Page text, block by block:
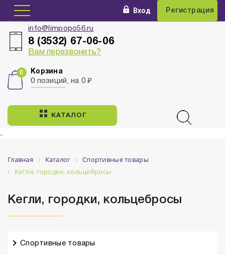
Вход Регистрация
info@limpopo56.ru
8 (3532) 67-06-06
Вам перезвонить?
Корзина
0 позиций, на 0 ₽
КАТАЛОГ
..
Главная Каталог
Спортивные товары
Кегли, городки, кольцебросы
Кегли, городки, кольцебросы
Спортивные товары